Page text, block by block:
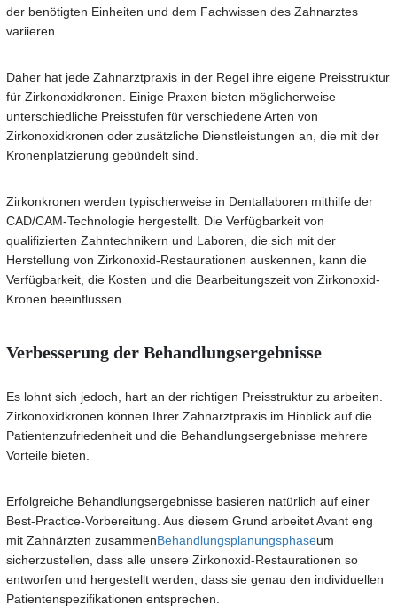
der benötigten Einheiten und dem Fachwissen des Zahnarztes
variieren.
Daher hat jede Zahnarztpraxis in der Regel ihre eigene Preisstruktur
für Zirkonoxidkronen. Einige Praxen bieten möglicherweise
unterschiedliche Preisstufen für verschiedene Arten von
Zirkonoxidkronen oder zusätzliche Dienstleistungen an, die mit der
Kronenplatzierung gebündelt sind.
Zirkonkronen werden typischerweise in Dentallaboren mithilfe der
CAD/CAM-Technologie hergestellt. Die Verfügbarkeit von
qualifizierten Zahntechnikern und Laboren, die sich mit der
Herstellung von Zirkonoxid-Restaurationen auskennen, kann die
Verfügbarkeit, die Kosten und die Bearbeitungszeit von Zirkonoxid-
Kronen beeinflussen.
Verbesserung der Behandlungsergebnisse
Es lohnt sich jedoch, hart an der richtigen Preisstruktur zu arbeiten.
Zirkonoxidkronen können Ihrer Zahnarztpraxis im Hinblick auf die
Patientenzufriedenheit und die Behandlungsergebnisse mehrere
Vorteile bieten.
Erfolgreiche Behandlungsergebnisse basieren natürlich auf einer
Best-Practice-Vorbereitung. Aus diesem Grund arbeitet Avant eng
mit Zahnärzten zusammenBehandlungsplanungsphaseum
sicherzustellen, dass alle unsere Zirkonoxid-Restaurationen so
entworfen und hergestellt werden, dass sie genau den individuellen
Patientenspezifikationen entsprechen.